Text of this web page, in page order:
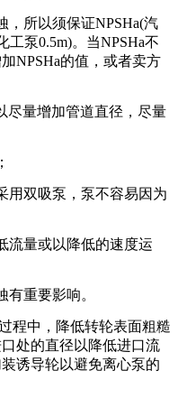
，所以须保证NPSHa(汽
泵0.5m)。当NPSHa不
NPSHa的值，或者卖方
尽量增加管道直径，尽量
用双吸泵，泵不容易因为
流量或以降低的速度运
重要影响。
程中，降低转轮表面粗糙
处的直径以降低进口流
诱导轮以避免离心泵的